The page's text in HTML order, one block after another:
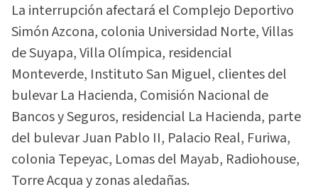
La interrupción afectará el Complejo Deportivo
Simón Azcona, colonia Universidad Norte, Villas
de Suyapa, Villa Olímpica, residencial
Monteverde, Instituto San Miguel, clientes del
bulevar La Hacienda, Comisión Nacional de
Bancos y Seguros, residencial La Hacienda, parte
del bulevar Juan Pablo II, Palacio Real, Furiwa,
colonia Tepeyac, Lomas del Mayab, Radiohouse,
Torre Acqua y zonas aledañas.